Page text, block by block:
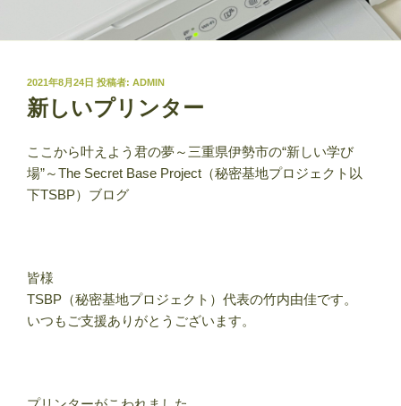
投
稿
日:
2021年8月24日 投稿者: ADMIN
新しいプリンター
ここから叶えよう君の夢～三重県伊勢市の“新しい学び
場”～The Secret Base Project（秘密基地プロジェクト以
下TSBP）ブログ
皆様
TSBP（秘密基地プロジェクト）代表の竹内由佳です。
いつもご支援ありがとうございます。